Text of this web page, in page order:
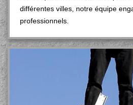
différentes villes, notre équipe
professionnels.